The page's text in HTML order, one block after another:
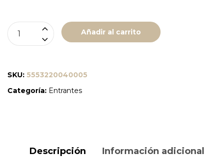
STEAK
TARTAR
Añadir al carrito
SKU: 5553220040005
Categoría: Entrantes
Descripción Información adicional